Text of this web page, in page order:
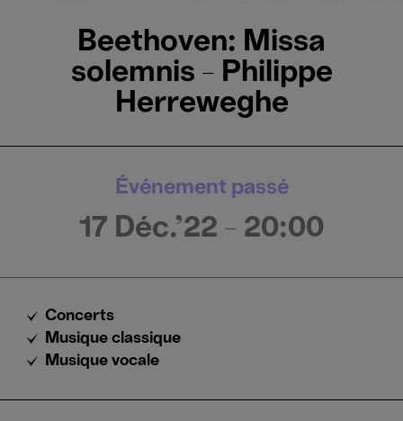
Beethoven: Missa
solemnis - Philippe
Herreweghe
Événement passé
17 Déc.'22 - 20:00
Concerts
Musique classique
Musique vocale